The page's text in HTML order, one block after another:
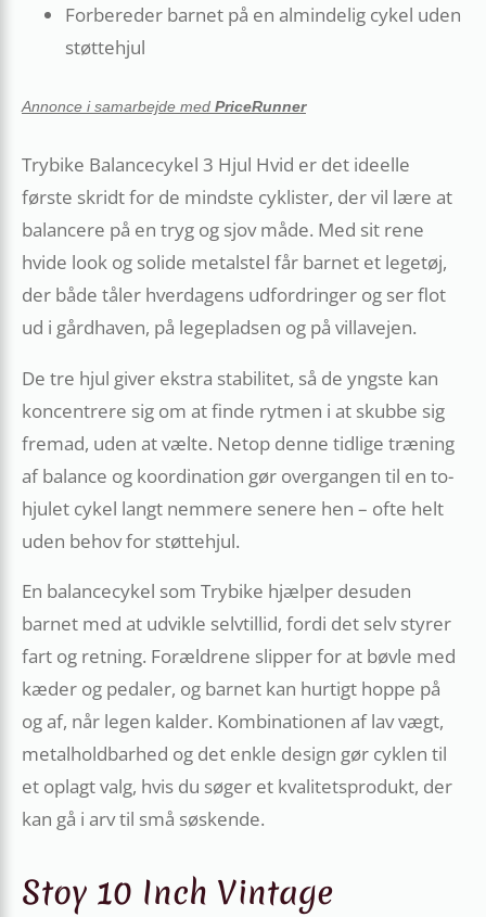
Forbereder barnet på en almindelig cykel uden
støttehjul
Annonce i samarbejde med PriceRunner
Trybike Balancecykel 3 Hjul Hvid er det ideelle
første skridt for de mindste cyklister, der vil lære at
balancere på en tryg og sjov måde. Med sit rene
hvide look og solide metalstel får barnet et legetøj,
der både tåler hverdagens udfordringer og ser flot
ud i gårdhaven, på legepladsen og på villavejen.
De tre hjul giver ekstra stabilitet, så de yngste kan
koncentrere sig om at finde rytmen i at skubbe sig
fremad, uden at vælte. Netop denne tidlige træning
af balance og koordination gør overgangen til en to-
hjulet cykel langt nemmere senere hen – ofte helt
uden behov for støttehjul.
En balancecykel som Trybike hjælper desuden
barnet med at udvikle selvtillid, fordi det selv styrer
fart og retning. Forældrene slipper for at bøvle med
kæder og pedaler, og barnet kan hurtigt hoppe på
og af, når legen kalder. Kombinationen af lav vægt,
metalholdbarhed og det enkle design gør cyklen til
et oplagt valg, hvis du søger et kvalitetsprodukt, der
kan gå i arv til små søskende.
Stoy 10 Inch Vintage